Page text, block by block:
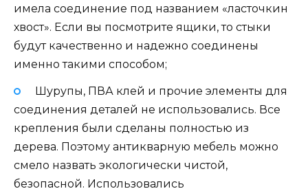
имела соединение под названием «ласточкин
хвост». Если вы посмотрите ящики, то стыки
будут качественно и надежно соединены
именно такими способом;
Шурупы, ПВА клей и прочие элементы для
соединения деталей не использовались. Все
крепления были сделаны полностью из
дерева. Поэтому антикварную мебель можно
смело назвать экологически чистой,
безопасной. Использовались